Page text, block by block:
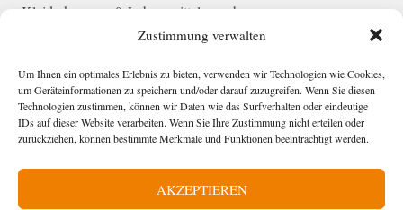
Zustimmung verwalten
Um Ihnen ein optimales Erlebnis zu bieten, verwenden wir Technologien wie Cookies,
um Geräteinformationen zu speichern und/oder darauf zuzugreifen. Wenn Sie diesen
Technologien zustimmen, können wir Daten wie das Surfverhalten oder eindeutige
IDs auf dieser Website verarbeiten. Wenn Sie Ihre Zustimmung nicht erteilen oder
zurückziehen, können bestimmte Merkmale und Funktionen beeinträchtigt werden.
AKZEPTIEREN
Kleiderkammer & Lebensmittelausgabe
Dienstag & Donnerstag 15:30 – 17:00 Uhr
Sach- und Kleiderspenden
Dienstag & Donnerstag 10:00 – 12:00 Uhr
BANKVERBINDUNG